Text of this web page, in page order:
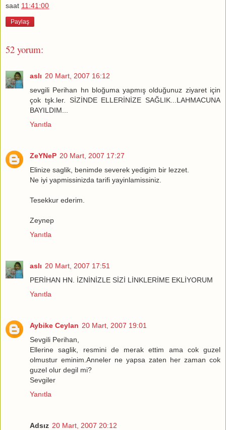
saat 11:41:00
Paylaş
52 yorum:
aslı 20 Mart, 2007 16:12
sevgili Perihan hn bloğuma yapmış olduğunuz ziyaret için
çok tşk.ler. SİZİNDE ELLERİNİZE SAĞLIK...LAHMACUNA
BAYILDIM...
Yanıtla
ZeYNeP 20 Mart, 2007 17:27
Elinize saglik, benimde severek yedigim bir lezzet.
Ne iyi yapmissinizda tarifi yayinlamissiniz.
Tesekkur ederim.
Zeynep
Yanıtla
aslı 20 Mart, 2007 17:51
PERİHAN HN. İZNİNİZLE SİZİ LİNKLERİME EKLİYORUM
Yanıtla
Aybike Ceylan 20 Mart, 2007 19:01
Sevgili Perihan,
Ellerine saglik, resmini de merak ettim ama cok guzel
olmustur eminim.Anneler ne yapsa zaten her zaman cok
guzel olur degil mi?
Sevgiler
Yanıtla
Adsız 20 Mart, 2007 20:12